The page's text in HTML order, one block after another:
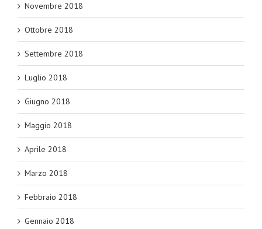
Novembre 2018
Ottobre 2018
Settembre 2018
Luglio 2018
Giugno 2018
Maggio 2018
Aprile 2018
Marzo 2018
Febbraio 2018
Gennaio 2018